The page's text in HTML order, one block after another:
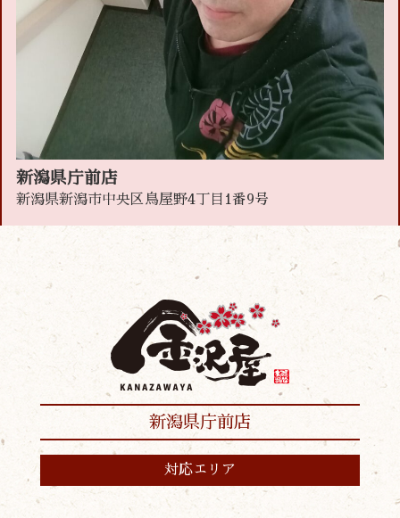
新潟県庁前店
新潟県新潟市中央区鳥屋野4丁目1番9号
新潟県庁前店
対応エリア